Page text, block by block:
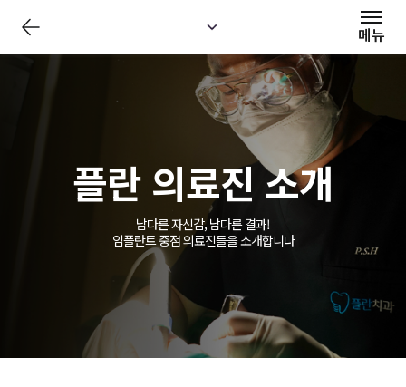
메뉴
뉴
플란 의료진 소개
남다른 자신감, 남다른 결과!
임플란트 중점 의료진들을 소개합니다